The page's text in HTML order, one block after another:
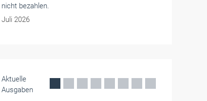
wissen müssen.
Juli 2026
Aktuelle
Ausgaben